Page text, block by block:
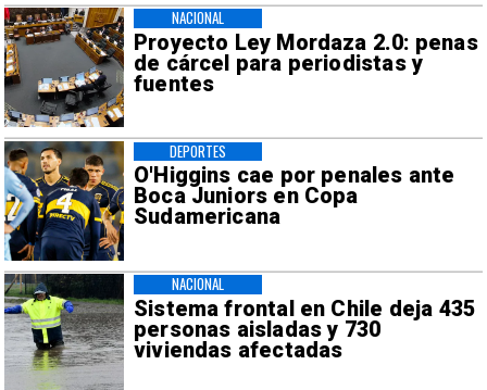
Proyecto Ley Mordaza 2.0: penas
de cárcel para periodistas y
fuentes
NACIONAL
O'Higgins cae por penales ante
Boca Juniors en Copa
Sudamericana
DEPORTES
Sistema frontal en Chile deja 435
personas aisladas y 730
viviendas afectadas
NACIONAL